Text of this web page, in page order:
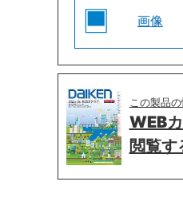
画像
この製品
WEB
閲覧す